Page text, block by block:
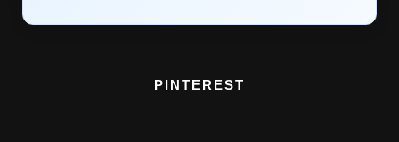
PINTEREST